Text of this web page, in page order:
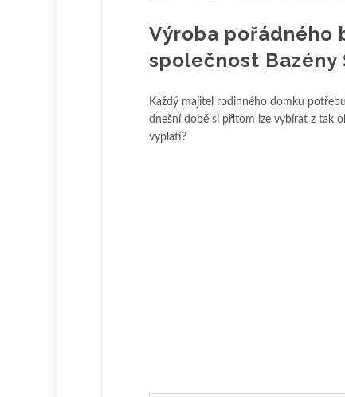
Výroba pořádného
společnost Bazény
Každý majitel rodinného domku
dnešní době si přitom lze vybírat z tak
vyplatí?